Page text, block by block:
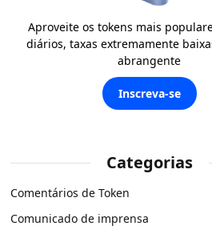
Aproveite os tokens mais
diários, taxas extremamente
abrangente
Inscreva-se
Categorias
Comentários de Token
Comunicado de imprensa